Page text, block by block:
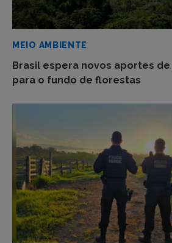
MEIO AMBIENTE
Brasil espera novos aportes
para o fundo de florestas